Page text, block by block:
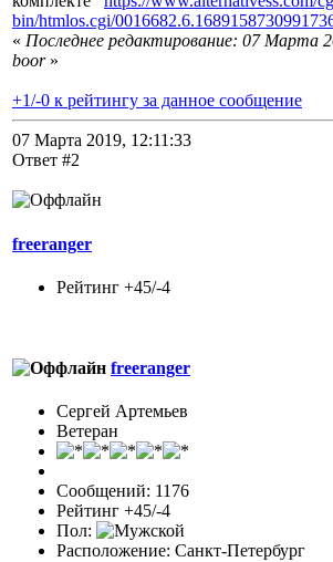
bin/htmlos.cgi/
« Последнее редактирование: 07 Марта
boor»
+1/-0 к рейтингу за данное сообщение
07 Марта 2019, 12:11:33
Ответ #2
freeranger
Рейтинг +45/-4
freeranger
Сергей Артемьев
Ветеран
Сообщений: 1176
Рейтинг +45/-4
Пол:
Расположение: Санкт-Петербург